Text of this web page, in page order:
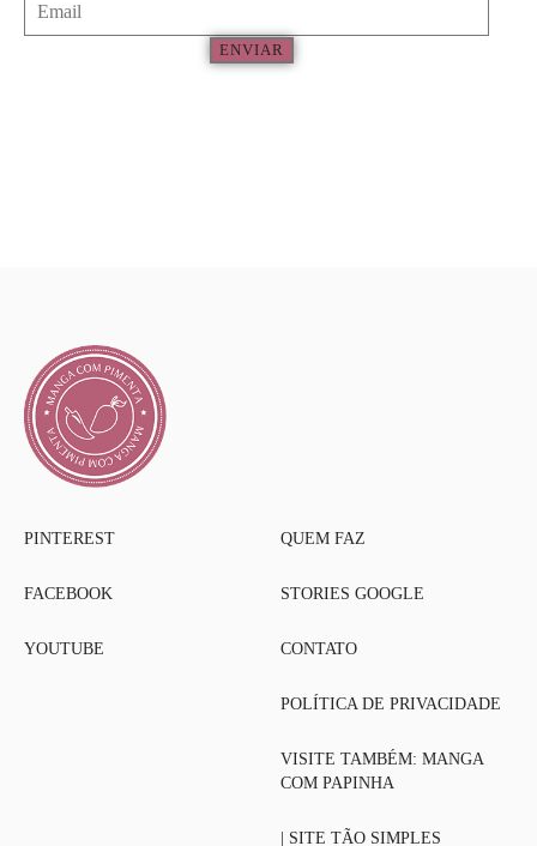
ENVIAR
PINTEREST
FACEBOOK
YOUTUBE
QUEM FAZ
STORIES GOOGLE
CONTATO
POLÍTICA DE PRIVACIDADE
VISITE TAMBÉM: MANGA
COM PAPINHA
| SITE TÃO SIMPLES